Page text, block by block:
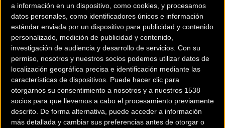
a información en un dispositivo, como cookies, y procesamos
datos personales, como identificadores únicos e información
estándar enviada por un dispositivo para publicidad y contenido
personalizado, medición de publicidad y contenido,
investigación de audiencia y desarrollo de servicios. Con su
permiso, nosotros y nuestros socios podemos utilizar datos de
localización geográfica precisa e identificación mediante las
características de dispositivos. Puede hacer clic para
otorgarnos su consentimiento a nosotros y a nuestros 1538
socios para que llevemos a cabo el procesamiento previamente
descrito. De forma alternativa, puede acceder a información
más detallada y cambiar sus preferencias antes de otorgar o
La cita masculina ha tenido emoción desde el principio,
cuando Íñigo Sagardoy, Darío Silvestre y Eneit Vértiz han
logrado unos buenos metros de ventaja que les aupaban
ya como favoritos. Sin embargo, un desafortunado
pinchazo del corredor del Katea Bike dejaba a los dos